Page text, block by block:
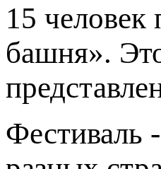
15
башня».
Фестиваль